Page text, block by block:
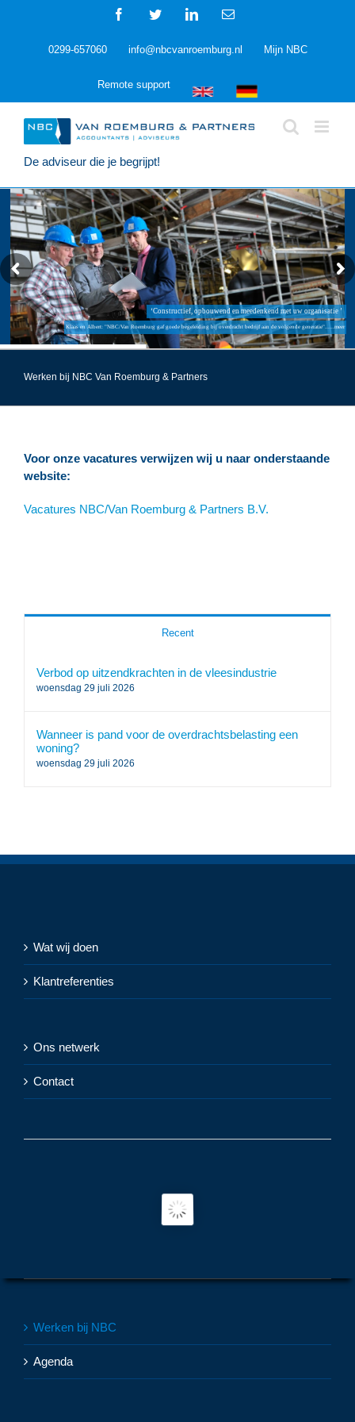
FacebookTwitterLinkedInE-
0299-657060 info@nbcvanroemburg.nl Mijn NBC
Remote support
De adviseur die je begrijpt!
‘Constructief, opbouwend en meedenkend met uw organisatie ’
Klaas en Albert: "NBC/Van Roemburg gaf goede begeleiding bij overdracht bedrijf aan de volgende generatie"......meer
Werken bij NBC Van Roemburg & Partners
Voor onze vacatures verwijzen wij u naar onderstaande
website:
Vacatures NBC/Van Roemburg & Partners B.V.
Recent
Verbod op uitzendkrachten in de vleesindustrie
woensdag 29 juli 2026
Wanneer is pand voor de overdrachtsbelasting een
woning?
woensdag 29 juli 2026
Wat wij doen
Klantreferenties
Ons netwerk
Contact
Werken bij NBC
Agenda